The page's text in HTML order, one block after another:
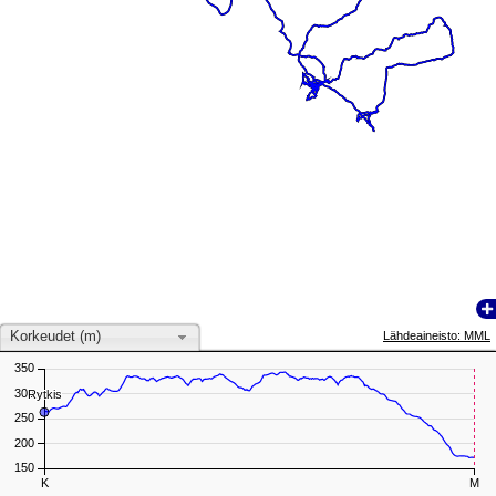
Lähdeaineisto: MML
Korkeudet (m)
K M
150
200
250
300
350
Rytkis
Rytkis